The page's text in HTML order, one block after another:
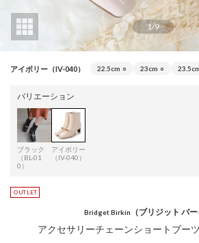
1/9
アイボリー（IV-040） 22.5cm ○ 23cm ○
バリエーション
ブラック
（BL-01
0）
アイボリー
（IV-040）
Bridget Birkin （ブリジット バー
アクセサリーチェーンショートブー